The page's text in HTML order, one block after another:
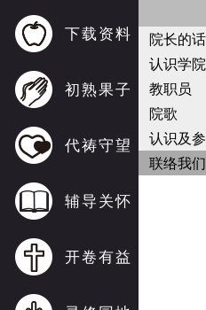
下载资料
初熟果子
代祷守望
辅导关怀
开卷有益
院长的话
认识学院
教职员
院歌
认识及
联络我们